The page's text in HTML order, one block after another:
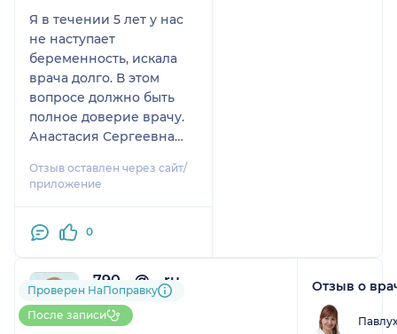
Я в течении 5 лет у нас
не наступает
беременность, искала
врача долго. В этом
вопросе должно быть
полное доверие врачу.
Анастасия Сергеевна
объяснила, все очень
корректно, по делу, все
ничего лишнего.
очередь о здоровье! А
не лишь бы оказать
услугу!
Отзыв оставлен через сайт/
приложение
0
790....@....ru
1 отзыв
До 5 записей через НаПоправку
Проверен НаПоправку
После записи
Отзыв о